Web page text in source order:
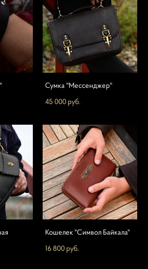
Сумка "Мессенджер"
45 000 pуб.
Кошелек "Символ Байкала"
16 800 pуб.